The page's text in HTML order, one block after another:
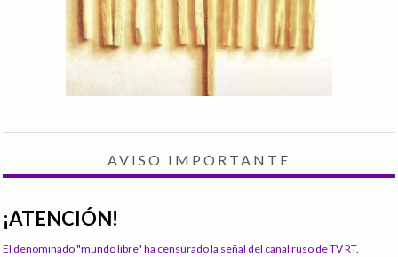
AVISO IMPORTANTE
¡ATENCIÓN!
El denominado "mundo libre" ha censurado la señal del canal ruso de TV RT.